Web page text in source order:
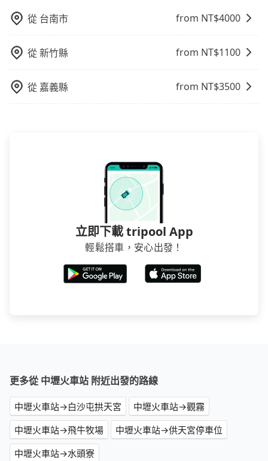
有Booking.com、Agoda.com、Hotels.com、
Expedia.com、Trip.com等。正常來說，線上刷卡付款
完後預定就完成，事先不用電話確認空房，事後也不用
告知付款完畢，一切都能在網路上操作。但有些較冷門
賣的現象，便有可能到了現場卻沒房可住的窘境，所以
介意多花一點錢省下這些瑣碎的事，台灣本土的AsiaYo
或者國際Airbnb都值得推薦。
從 台南市 from NT$4000
從新竹縣 from NT$1100
從 嘉義縣 from NT$3500
立即下載 tripool App
輕鬆搭車，安心出發！
更多從 中壢火車站 附近出發的路線
中壢火車站→白沙屯拱天宮
中壢火車站→觀霧
中壢火車站→飛牛牧場
中壢火車站→供天宮停車位
中壢火車站→水頭寮